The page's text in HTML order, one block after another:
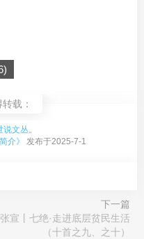
)
载：
说文丛。
介》 发布于2025-7-1
下一篇
张宣丨七绝·走进底层贫民生活
（十首之九、之十）